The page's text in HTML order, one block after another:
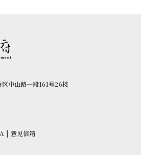
中山路一段161号26楼
| 意见信箱